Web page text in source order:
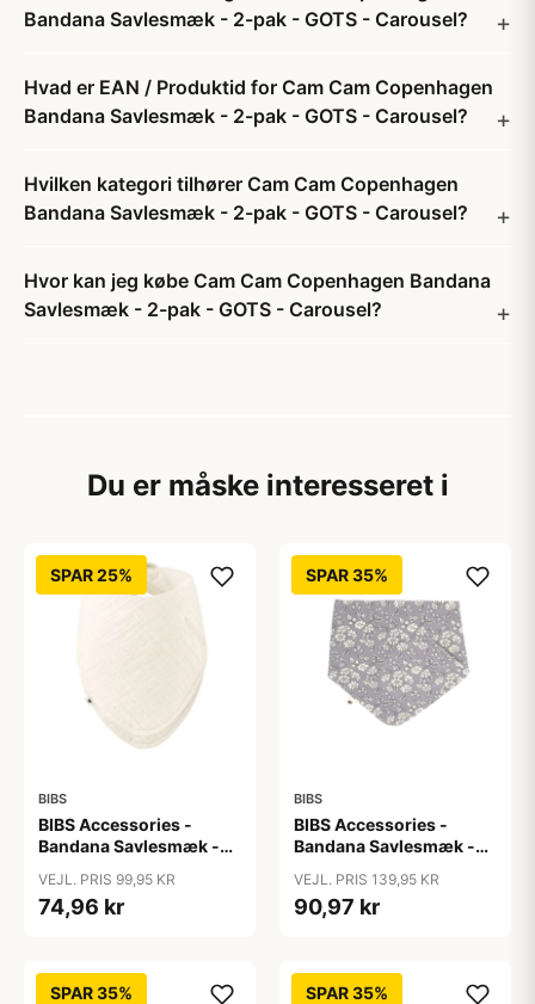
Bandana Savlesmæk - 2-pak - GOTS - Carousel?
Hvad er EAN / Produktid for Cam Cam Copenhagen
Bandana Savlesmæk - 2-pak - GOTS - Carousel?
Hvilken kategori tilhører Cam Cam Copenhagen
Bandana Savlesmæk - 2-pak - GOTS - Carousel?
Hvor kan jeg købe Cam Cam Copenhagen Bandana
Savlesmæk - 2-pak - GOTS - Carousel?
Du er måske interesseret i
SPAR 25%
BIBS
BIBS Accessories -
Bandana Savlesmæk -
VEJL. PRIS 99,95 KR
74,96 kr
SPAR 35%
BIBS
BIBS Accessories -
Bandana Savlesmæk -
Grey
VEJL. PRIS 139,95 KR
90,97 kr
SPAR 35% SPAR 35%